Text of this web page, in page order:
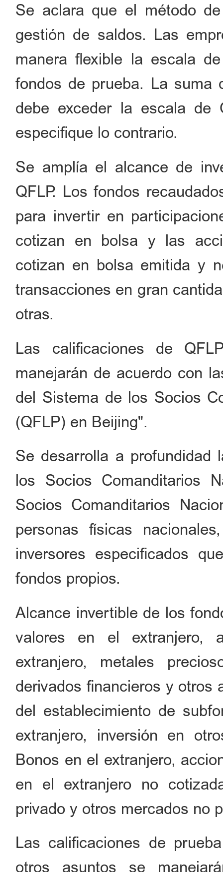
Se aclara que el método
gestión de saldos. Las
manera flexible la escala
fondos de prueba. La suma
debe exceder la escala de
especifique lo contrario.
Se amplía el alcance de
QFLP. Los fondos
para invertir en
cotizan en bolsa y las
cotizan en bolsa emitida y
transacciones en gran
otras.
Las calificaciones de
manejarán de acuerdo con
del Sistema de los Socios
(QFLP) en Beijing".
Se desarrolla a profundidad
los Socios Comanditarios
Socios Comanditarios
personas físicas
inversores especificados
fondos propios.
Alcance invertible de los
valores en el extranjero,
extranjero, metales
derivados financieros y otros
del establecimiento de
extranjero, inversión en
Bonos en el extranjero,
en el extranjero no
privado y otros mercados no
Las calificaciones de
otros asuntos se